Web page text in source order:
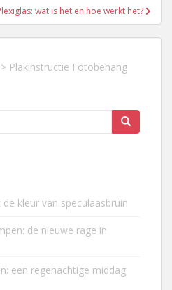
wat is het en hoe werkt het?
> Plakinstructie Fotobehang
kleur van speculaasbruin
de nieuwe rage in
een regenachtige middag